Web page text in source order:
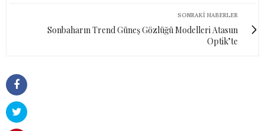
SONRAKI HABERLER
Sonbaharın Trend Güneş Gözlüğü Modelleri Atasun
Optik’te